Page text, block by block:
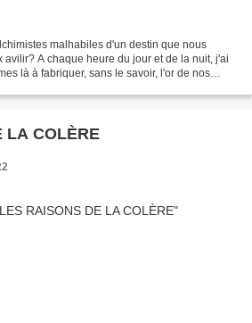
malhabiles d'un destin que nous
A chaque heure du jour et de la nuit, j'ai
là à fabriquer, sans le savoir, l'or de nos
LA COLÈRE